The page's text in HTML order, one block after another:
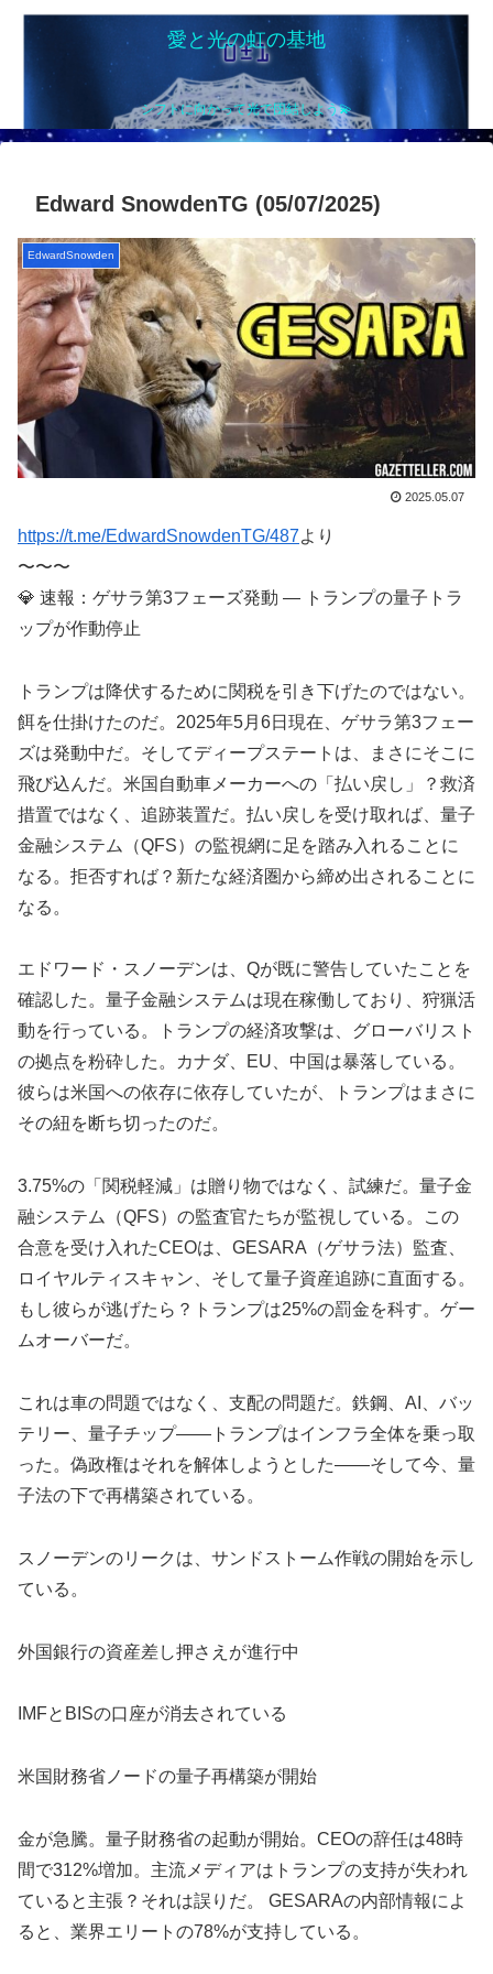
愛と光の虹の基地
シフトに向かって光で団結しよう💫
Edward SnowdenTG (05/07/2025)
EdwardSnowden
2025.05.07
https://t.me/EdwardSnowdenTG/487より
〜〜〜
💎 速報：ゲサラ第3フェーズ発動 ― トランプの量子トラ
ップが作動停止
トランプは降伏するために関税を引き下げたのではない。
餌を仕掛けたのだ。2025年5月6日現在、ゲサラ第3フェー
ズは発動中だ。そしてディープステートは、まさにそこに
飛び込んだ。米国自動車メーカーへの「払い戻し」？救済
措置ではなく、追跡装置だ。払い戻しを受け取れば、量子
金融システム（QFS）の監視網に足を踏み入れることに
なる。拒否すれば？新たな経済圏から締め出されることに
なる。
​​エドワード・スノーデンは、Qが既に警告していたことを
確認した。量子金融システムは現在稼働しており、狩猟活
動を行っている。トランプの経済攻撃は、グローバリスト
の拠点を粉砕した。カナダ、EU、中国は暴落している。
彼らは米国への依存に依存していたが、トランプはまさに
その紐を断ち切ったのだ。
3.75%の「関税軽減」は贈り物ではなく、試練だ。量子金
融システム（QFS）の監査官たちが監視している。この
合意を受け入れたCEOは、GESARA（ゲサラ法）監査、
ロイヤルティスキャン、そして量子資産追跡に直面する。
もし彼らが逃げたら？トランプは25%の罰金を科す。ゲー
ムオーバーだ。
これは車の問題ではなく、支配の問題だ。鉄鋼、AI、バッ
テリー、量子チップ――トランプはインフラ全体を乗っ取
った。偽政権はそれを解体しようとした――そして今、量
子法の下で再構築されている。
スノーデンのリークは、サンドストーム作戦の開始を示し
ている。
外国銀行の資産差し押さえが進行中
IMFとBISの口座が消去されている
米国財務省ノードの量子再構築が開始
金が急騰。量子財務省の起動が開始。CEOの辞任は48時
間で312%増加。主流メディアはトランプの支持が失われ
ていると主張？それは誤りだ。 GESARAの内部情報によ
ると、業界エリートの78%が支持している。